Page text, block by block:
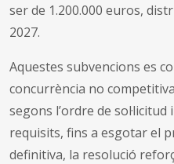
ser de 1.200.000 euros,
2027.
Aquestes subvencions es
concurrència no
segons l’ordre de
requisits, fins a esgotar el
definitiva, la resolució